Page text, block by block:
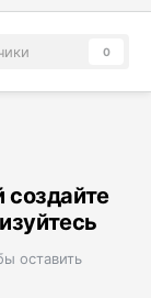
0
оставить